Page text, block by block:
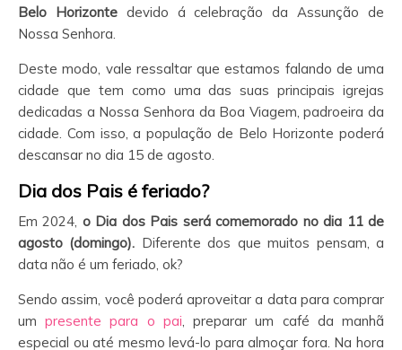
Belo Horizonte devido á celebração da Assunção de
Nossa Senhora.
Deste modo, vale ressaltar que estamos falando de uma
cidade que tem como uma das suas principais igrejas
dedicadas a Nossa Senhora da Boa Viagem, padroeira da
cidade. Com isso, a população de Belo Horizonte poderá
descansar no dia 15 de agosto.
Dia dos Pais é feriado?
Em 2024, o Dia dos Pais será comemorado no dia 11 de
agosto (domingo). Diferente dos que muitos pensam, a
data não é um feriado, ok?
Sendo assim, você poderá aproveitar a data para comprar
umpresente para o pai, preparar um café da manhã
especial ou até mesmo levá-lo para almoçar fora. Na hora